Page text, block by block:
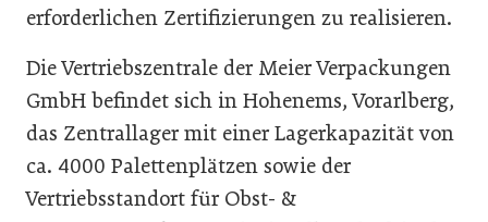
erforderlichen Zertifizierungen zu realisieren.
Die Vertriebszentrale der Meier Verpackungen
GmbH befindet sich in Hohenems, Vorarlberg,
das Zentrallager mit einer Lagerkapazität von
ca. 4000 Palettenplätzen sowie der
Vertriebsstandort für Obst- &